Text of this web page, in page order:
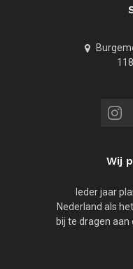
Wij
Ieder jaar
Nederland als
bij te dragen